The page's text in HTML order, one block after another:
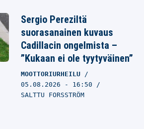
Sergio Pereziltä
suorasanainen kuvaus
Cadillacin ongelmista –
”Kukaan ei ole tyytyväinen”
MOOTTORIURHEILU
05.08.2026 - 16:50
SALTTU FORSSTRÖM